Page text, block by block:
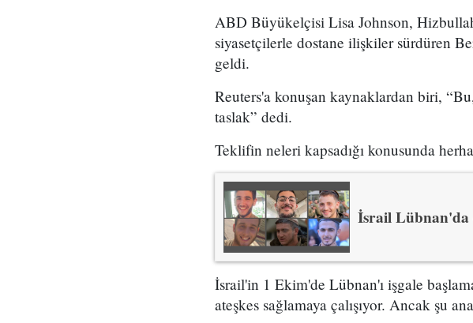
ABD Büyükelçisi Lisa Johnson,
siyasetçilerle dostane ilişkiler sürdüren
geldi.
Reuters'a konuşan kaynaklardan biri,
taslak” dedi.
Teklifin neleri kapsadığı konusunda
İsrail Lübnan'da
İsrail'in 1 Ekim'de Lübnan'ı işgale
ateşkes sağlamaya çalışıyor. Ancak şu